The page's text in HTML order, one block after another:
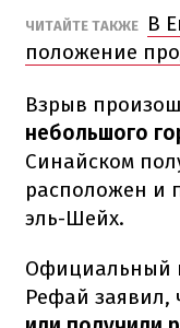
ЧИТАЙТЕ ТАКЖЕ
В
положение
Взрыв
небольшого
Синайском
расположен и
эль-Шейх.
Официальный
Рефай заявил,